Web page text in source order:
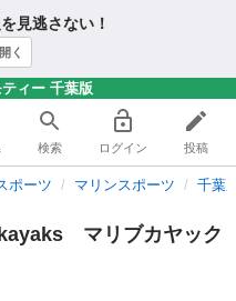
見逃さない！
く
ィー 千葉版
検索 ログイン 投稿
ポーツ マリンスポーツ 千葉
kayaks マリブカヤック